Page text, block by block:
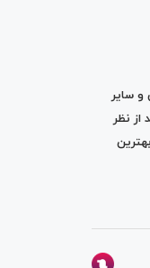
و سایر
از نظر